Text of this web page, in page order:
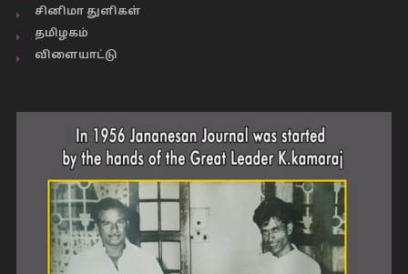
சினிமா துளிகள்
தமிழகம்
விளையாட்டு